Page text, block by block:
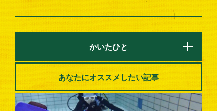
かいたひと
あなたにオススメしたい記事